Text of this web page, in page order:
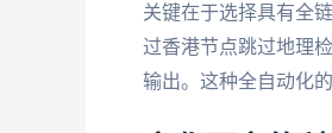
关键在于选择具有全
过香港节点跳过地理
输出。这种全自动化